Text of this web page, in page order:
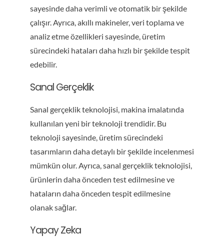
sayesinde daha verimli ve otomatik bir şekilde
çalışır. Ayrıca, akıllı makineler, veri toplama ve
analiz etme özellikleri sayesinde, üretim
sürecindeki hataları daha hızlı bir şekilde tespit
edebilir.
Sanal Gerçeklik
Sanal gerçeklik teknolojisi, makina imalatında
kullanılan yeni bir teknoloji trendidir. Bu
teknoloji sayesinde, üretim sürecindeki
tasarımların daha detaylı bir şekilde incelenmesi
mümkün olur. Ayrıca, sanal gerçeklik teknolojisi,
ürünlerin daha önceden test edilmesine ve
hataların daha önceden tespit edilmesine
olanak sağlar.
Yapay Zeka